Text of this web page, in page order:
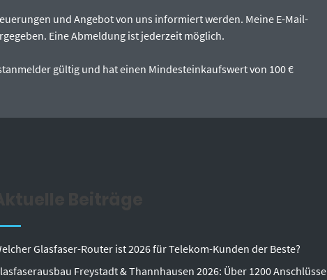
und Angebot von uns informiert werden. Meine E-Mail-
Eine Abmeldung ist jederzeit möglich.
gültig und hat einen Mindesteinkaufswert von 100 €
Glasfaser-Router ist 2026 für Telekom-Kunden der Beste?
Freystadt & Thannhausen 2026: Über 1200 Anschlüsse